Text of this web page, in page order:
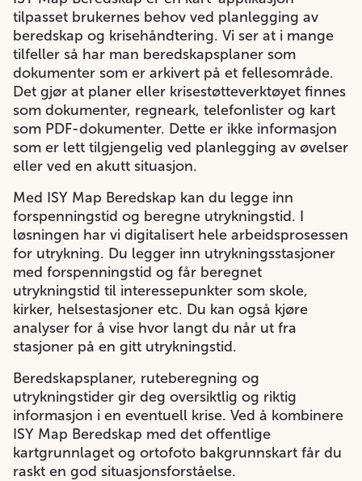
tilpasset brukernes behov ved planlegging av
beredskap og krisehåndtering. Vi ser at i mange
tilfeller så har man beredskapsplaner som
dokumenter som er arkivert på et fellesområde.
Det gjør at planer eller krisestøtteverktøyet finnes
som dokumenter, regneark, telefonlister og kart
som PDF-dokumenter. Dette er ikke informasjon
som er lett tilgjengelig ved planlegging av øvelser
eller ved en akutt situasjon.
Med ISY Map Beredskap kan du legge inn
forspenningstid og beregne utrykningstid. I
løsningen har vi digitalisert hele arbeidsprosessen
for utrykning. Du legger inn utrykningsstasjoner
med forspenningstid og får beregnet
utrykningstid til interessepunkter som skole,
kirker, helsestasjoner etc. Du kan også kjøre
analyser for å vise hvor langt du når ut fra
stasjoner på en gitt utrykningstid.
Beredskapsplaner, ruteberegning og
utrykningstider gir deg oversiktlig og riktig
informasjon i en eventuell krise. Ved å kombinere
ISY Map Beredskap med det offentlige
kartgrunnlaget og ortofoto bakgrunnskart får du
raskt en god situasjonsforståelse.